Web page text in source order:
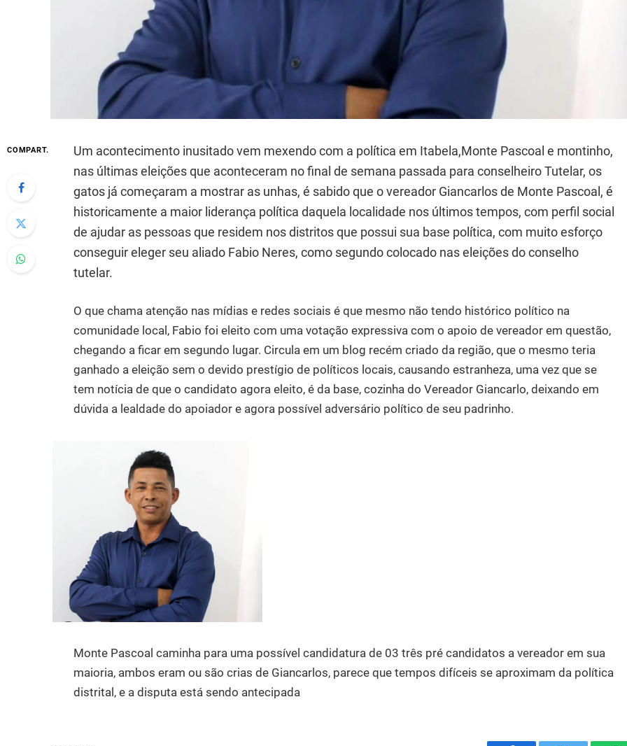
COMPART.
Um acontecimento inusitado vem mexendo com a política em Itabela,Monte Pascoal e montinho,
nas últimas eleições que aconteceram no final de semana passada para conselheiro Tutelar, os
gatos já começaram a mostrar as unhas, é sabido que o vereador Giancarlos de Monte Pascoal, é
historicamente a maior liderança política daquela localidade nos últimos tempos, com perfil social
de ajudar as pessoas que residem nos distritos que possui sua base política, com muito esforço
conseguir eleger seu aliado Fabio Neres, como segundo colocado nas eleições do conselho
tutelar.
O que chama atenção nas mídias e redes sociais é que mesmo não tendo histórico político na
comunidade local, Fabio foi eleito com uma votação expressiva com o apoio de vereador em questão,
chegando a ficar em segundo lugar. Circula em um blog recém criado da região, que o mesmo teria
ganhado a eleição sem o devido prestígio de políticos locais, causando estranheza, uma vez que se
tem notícia de que o candidato agora eleito, é da base, cozinha do Vereador Giancarlo, deixando em
dúvida a lealdade do apoiador e agora possível adversário político de seu padrinho.
Monte Pascoal caminha para uma possível candidatura de 03 três pré candidatos a vereador em sua
maioria, ambos eram ou são crias de Giancarlos, parece que tempos difíceis se aproximam da política
distrital, e a disputa está sendo antecipada